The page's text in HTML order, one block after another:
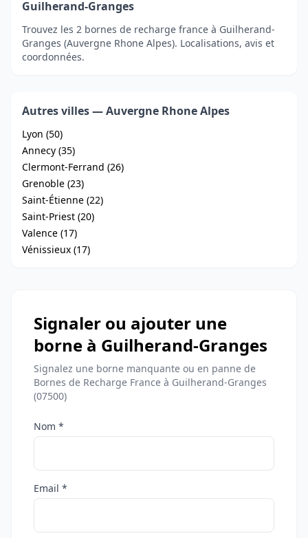
Guilherand-Granges
Trouvez les 2 bornes de recharge france à Guilherand-
Granges (Auvergne Rhone Alpes). Localisations, avis et
coordonnées.
Autres villes — Auvergne Rhone Alpes
Lyon (50)
Annecy (35)
Clermont-Ferrand (26)
Grenoble (23)
Saint-Étienne (22)
Saint-Priest (20)
Valence (17)
Vénissieux (17)
Signaler ou ajouter une
borne à Guilherand-Granges
Signalez une borne manquante ou en panne de
Bornes de Recharge France à Guilherand-Granges
(07500)
Nom *
Email *